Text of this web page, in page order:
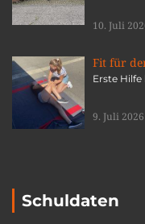
10. Juli
Fit für
Erste
9. Juli
Schuldaten